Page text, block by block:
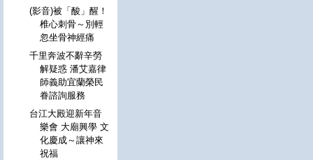
(影音)被「酸」醒！
椎心刺骨～別輕
忽坐骨神經痛
千里奔波不辭辛勞
解疑惑 潘艾嘉律
師義助宜蘭榮民
眷諮詢服務
台江大殿迎新年音
樂會 大廟興學 文
化慶成～讓神來
祝福